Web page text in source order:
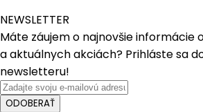
NEWSLETTER
Máte záujem o najnovšie informácie
a aktuálnych akciách? Prihláste sa
newsletteru!
ODOBERAŤ